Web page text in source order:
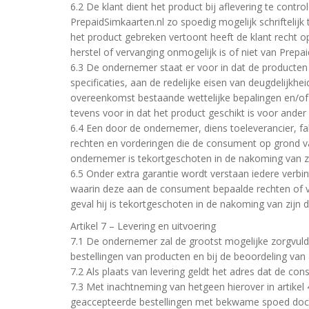
6.2 De klant dient het product bij aflevering te
PrepaidSimkaarten.nl zo spoedig mogelijk
het product gebreken vertoont heeft de klant recht
herstel of vervanging onmogelijk is of niet van
6.3 De ondernemer staat er voor in dat de
specificaties, aan de redelijke eisen van
overeenkomst bestaande wettelijke bepalingen en/
tevens voor in dat het product geschikt is voor
6.4 Een door de ondernemer, diens toeleverancier,
rechten en vorderingen die de consument op grond
ondernemer is tekortgeschoten in de nakoming van
6.5 Onder extra garantie wordt verstaan iedere
waarin deze aan de consument bepaalde rechten
geval hij is tekortgeschoten in de nakoming van zijn
Artikel 7 – Levering en uitvoering
7.1 De ondernemer zal de grootst mogelijke
bestellingen van producten en bij de beoordeling
7.2 Als plaats van levering geldt het adres dat de
7.3 Met inachtneming van hetgeen hierover in
geaccepteerde bestellingen met bekwame spoed